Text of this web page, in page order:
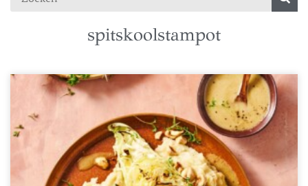
spitskoolstampot